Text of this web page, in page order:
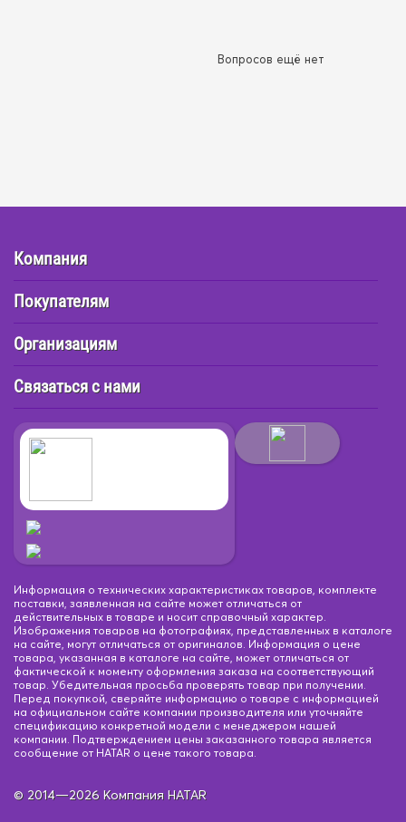
Вопросов ещё нет
Компания
Покупателям
Организациям
Связаться с нами
Информация о технических характеристиках товаров, комплекте
поставки, заявленная на сайте может отличаться от
действительных в товаре и носит справочный характер.
Изображения товаров на фотографиях, представленных в каталоге
на сайте, могут отличаться от оригиналов. Информация о цене
товара, указанная в каталоге на сайте, может отличаться от
фактической к моменту оформления заказа на соответствующий
товар. Убедительная просьба проверять товар при получении.
Перед покупкой, сверяйте информацию о товаре с информацией
на официальном сайте компании производителя или уточняйте
спецификацию конкретной модели с менеджером нашей
компании. Подтверждением цены заказанного товара является
сообщение от HATAR о цене такого товара.
© 2014—2026 Компания HATAR